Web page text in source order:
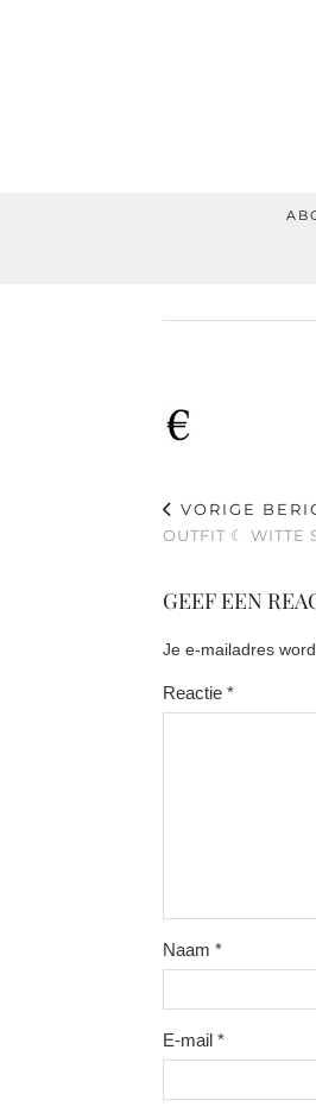
VORIGE
OUTFIT ☾ WITTE
GEEF EEN
Je e-mailadres
Reactie *
Naam *
E-mail *